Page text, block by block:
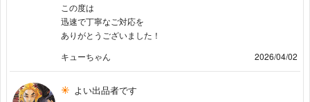
この度は
迅速で丁寧なご対応を
ありがとうございました！
キューちゃん
2026/04/02
よい出品者です